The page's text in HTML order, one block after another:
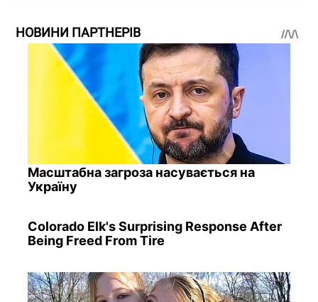
НОВИНИ ПАРТНЕРІВ
Масштабна загроза насувається на
Україну
Colorado Elk's Surprising Response After
Being Freed From Tire